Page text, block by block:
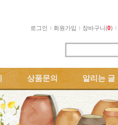
로그인 회원가입 장바구니(0)
상품문의 알리는 글